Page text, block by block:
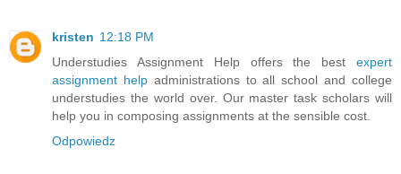
kristen 12:18 PM
Understudies Assignment Help offers the best expert
assignment helpadministrations to all school and college
understudies the world over. Our master task scholars will
help you in composing assignments at the sensible cost.
Odpowiedz